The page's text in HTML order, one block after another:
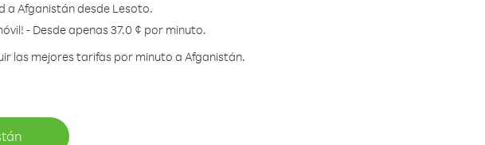
a Afganistán desde Lesoto.
- Desde apenas 37.0 ¢ por minuto.
las mejores tarifas por minuto a Afganistán.